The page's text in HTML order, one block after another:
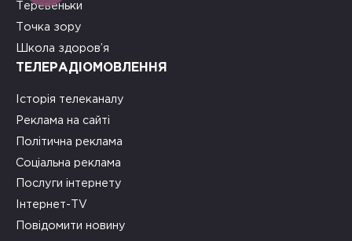
Теревеньки
Точка зору
Школа здоров’я
ТЕЛЕРАДІОМОВЛЕННЯ
Історія телеканалу
Реклама на сайті
Політична реклама
Соціальна реклама
Послуги інтернету
Інтернет-TV
Повідомити новину